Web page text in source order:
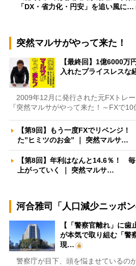
「DX・省力化・円安」を追い風に…
突然マルサがやって来た！
【最終回】1億6000万
入れたプライスレスな
2009年12月に発行された元FXトレ
『突然マルサがやって来た！～FXで
【第9回】もう一度FXでリベンジ
た”ヒミツのお金” ｜ 突然マルサ…
【第8回】年利はなんと14.6％！
上がっていく ｜ 突然マルサ…
河合雅司「人口減少ニッポン
【「警察官離れ」に
が本気で取り組む「
現…
警察庁が目下、頭を悩ませているの